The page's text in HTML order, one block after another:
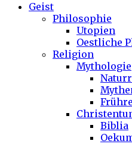
Geist
Philosophie
Utopien
Oestliche
Religion
Mythologie
Biblia